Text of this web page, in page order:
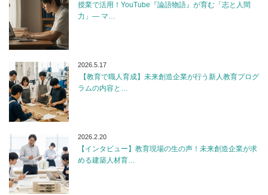
授業で活用！YouTube『論語物語』が育む「志と人間
力」— マ…
2026.5.17
【教育で職人育成】未来創造企業が行う新人教育プログ
ラムの内容と…
2026.2.20
【インタビュー】教育現場の生の声！未来創造企業が求
める建築人材育…